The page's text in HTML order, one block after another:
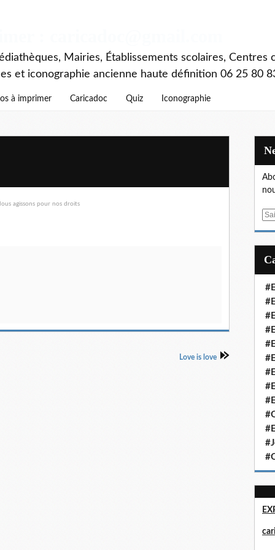
Mairies, Établissements scolaires, Centres
et iconographie ancienne haute définition 06 25 80
à imprimer Caricadoc Quiz Iconographie
Love is love
E